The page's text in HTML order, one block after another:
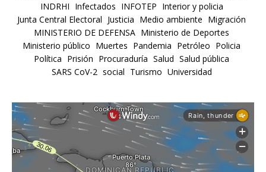
INDRHI Infectados INFOTEP Interior y policia
Junta Central Electoral Justicia Medio ambiente Migración
MINISTERIO DE DEFENSA Ministerio de Deportes
Ministerio público Muertes Pandemia Petróleo Policia
Política Prisión Procuraduría Salud Salud pública
SARS CoV-2 social Turismo Universidad